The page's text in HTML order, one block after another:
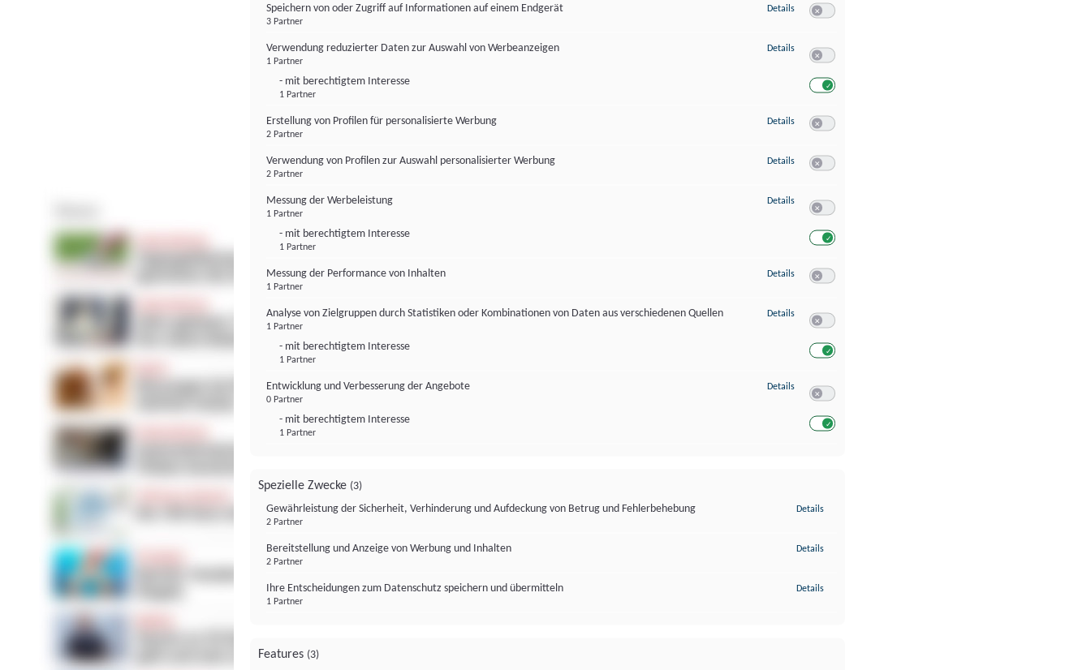
Speichern von oder Zugriff auf Informationen auf einem Endgerät
3 Partner
Details zu Speichern von oder Zugriff auf Informationen auf einem Endgerät
Verwendung reduzierter Daten zur Auswahl von Werbeanzeigen
1 Partner
- mit berechtigtem Interesse
1 Partner
Details zu Verwendung reduzierter Daten zur Auswahl von Werbeanzeigen
Erstellung von Profilen für personalisierte Werbung
2 Partner
Details zu Erstellung von Profilen für personalisierte Werbung
Verwendung von Profilen zur Auswahl personalisierter Werbung
2 Partner
Details zu Verwendung von Profilen zur Auswahl personalisierter Werbung
Messung der Werbeleistung
1 Partner
- mit berechtigtem Interesse
1 Partner
Details zu Messung der Werbeleistung
Messung der Performance von Inhalten
1 Partner
Details zu Messung der Performance von Inhalten
Analyse von Zielgruppen durch Statistiken oder Kombinationen von Daten aus verschiedenen Quellen
1 Partner
- mit berechtigtem Interesse
1 Partner
Details zu Analyse von Zielgruppen durch Statistiken oder Kombinationen von
Entwicklung und Verbesserung der Angebote
0 Partner
- mit berechtigtem Interesse
1 Partner
Details zu Entwicklung und Verbesserung der Angebote
Spezielle Zwecke (3)
Gewährleistung der Sicherheit, Verhinderung und Aufdeckung von Betrug und Fehlerbehebung
2 Partner
Details
Bereitstellung und Anzeige von Werbung und Inhalten
2 Partner
Details
Ihre Entscheidungen zum Datenschutz speichern und übermitteln
1 Partner
Details
Features (3)